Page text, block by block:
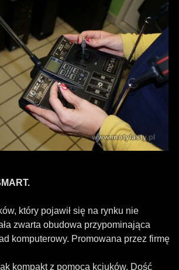
który pojawił się na rynku nie
zwarta obudowa przypominająca
komputerowy. Promowana przez firmę
kompakt z pomocą kciuków. Dość